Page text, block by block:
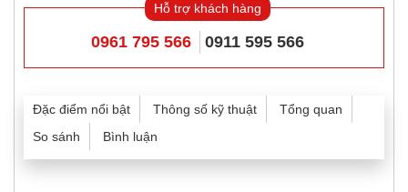
Hỗ trợ khách hàng
0961 795 566 0911 595 566
Đặc điểm nổi bật Thông số kỹ thuật
Tổng quan
So sánh
Bình luận